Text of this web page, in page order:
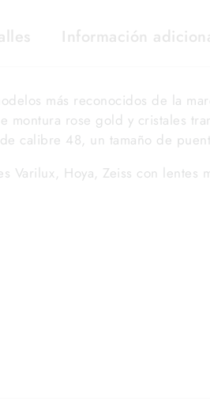
Información
más reconocidos de la
rose gold y cristales
calibre 48, un tamaño de
Varilux, Hoya, Zeiss con lentes